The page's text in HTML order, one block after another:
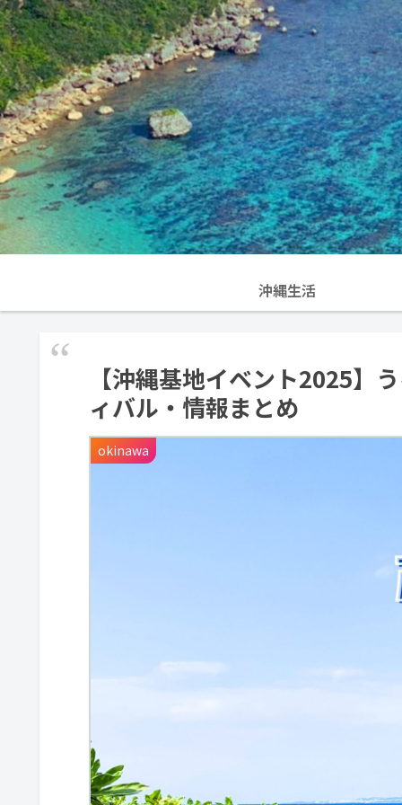
沖縄生活
【沖縄基地イベント2025】
ィバル・情報まとめ
okinawa